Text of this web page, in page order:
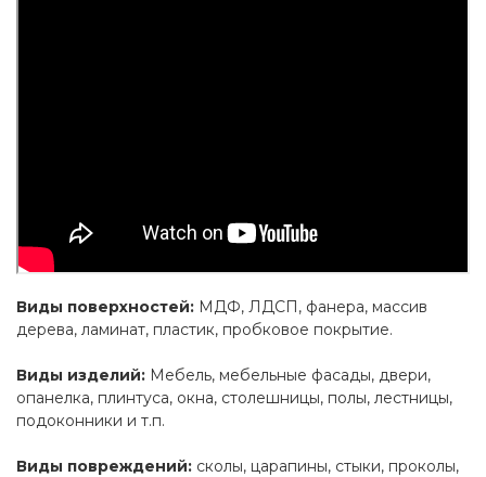
Виды поверхностей: МДФ, ЛДСП, фанера, массив
дерева, ламинат, пластик, пробковое покрытие.
Виды изделий: Мебель, мебельные фасады, двери,
опанелка, плинтуса, окна, столешницы, полы, лестницы,
подоконники и т.п.
Виды повреждений: сколы, царапины, стыки, проколы,